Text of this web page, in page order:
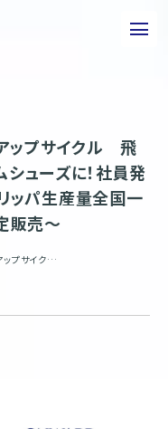
全国一の山形県河北町で手作りし限定販売〜
ップサイクル 飛
ューズに！社員発
パ生産量全国一
販売〜